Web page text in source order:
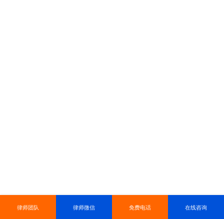
律师团队 律师微信 免费电话 在线咨询